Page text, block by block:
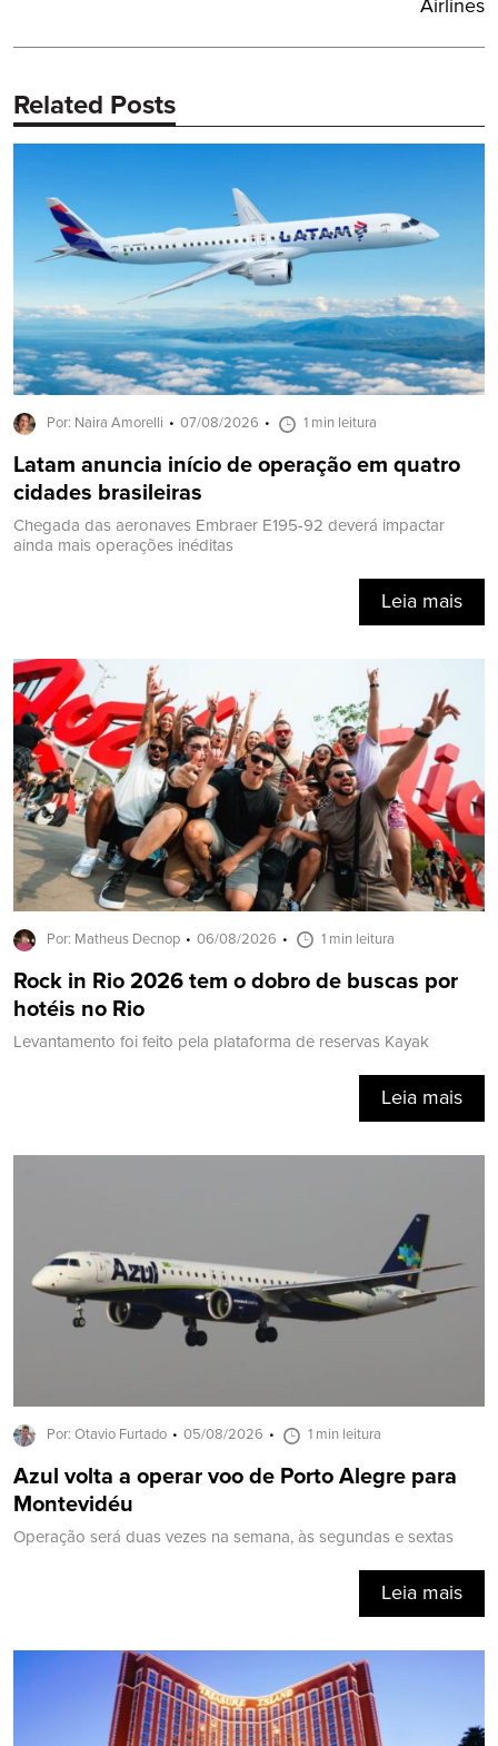
Airlines
Related Posts
Por: Naira Amorelli 07/08/2026 1 min leitura
Latam anuncia início de operação em quatro
cidades brasileiras
Chegada das aeronaves Embraer E195-92 deverá impactar
ainda mais operações inéditas
Leia mais
Por: Matheus Decnop 06/08/2026 1 min leitura
Rock in Rio 2026 tem o dobro de buscas por
hotéis no Rio
Levantamento foi feito pela plataforma de reservas Kayak
Leia mais
Por: Otavio Furtado 05/08/2026 1 min leitura
Azul volta a operar voo de Porto Alegre para
Montevidéu
Operação será duas vezes na semana, às segundas e sextas
Leia mais